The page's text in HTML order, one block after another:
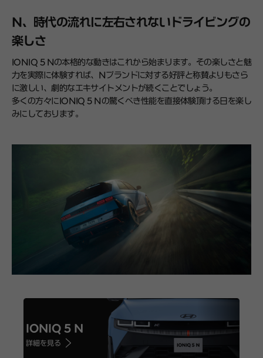
N、時代の流れに左右されないドライビングの
楽しさ
IONIQ 5 Nの本格的な動きはこれから始まります。その楽しさと魅
力を実際に体験すれば、Nブランドに対する好評と称賛よりもさら
に激しい、劇的なエキサイトメントが続くことでしょう。
多くの方々にIONIQ 5 Nの驚くべき性能を直接体験頂ける日を楽し
みにしております。
IONIQ 5 N
詳細を見る